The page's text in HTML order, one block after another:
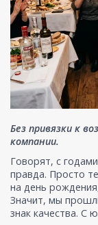
Без привязки к
компании.
Говорят, с
правда. Просто
на день
Значит, мы
знак качества. С